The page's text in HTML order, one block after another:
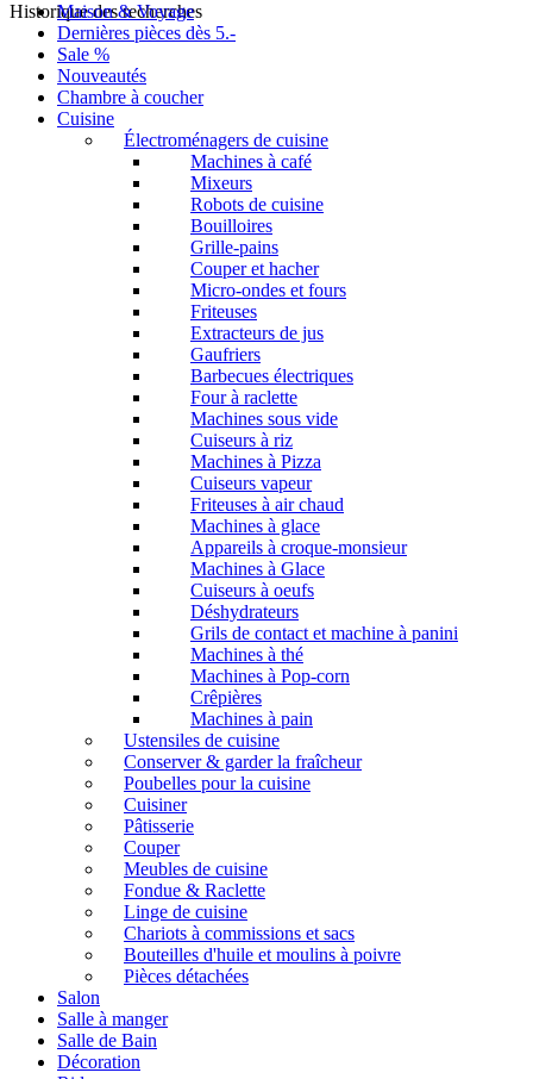
Historique des recherches
Maison & Voyage
Dernières pièces dès 5.-
Sale %
Nouveautés
Chambre à coucher
Cuisine
Électroménagers de cuisine
Machines à café
Mixeurs
Robots de cuisine
Bouilloires
Grille-pains
Couper et hacher
Micro-ondes et fours
Friteuses
Extracteurs de jus
Gaufriers
Barbecues électriques
Four à raclette
Machines sous vide
Cuiseurs à riz
Machines à Pizza
Cuiseurs vapeur
Friteuses à air chaud
Machines à glace
Appareils à croque-monsieur
Machines à Glace
Cuiseurs à oeufs
Déshydrateurs
Grils de contact et machine à panini
Machines à thé
Machines à Pop-corn
Crêpières
Machines à pain
Ustensiles de cuisine
Conserver & garder la fraîcheur
Poubelles pour la cuisine
Cuisiner
Pâtisserie
Couper
Meubles de cuisine
Fondue & Raclette
Linge de cuisine
Chariots à commissions et sacs
Bouteilles d'huile et moulins à poivre
Pièces détachées
Salon
Salle à manger
Salle de Bain
Décoration